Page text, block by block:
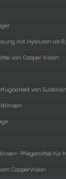
mit Hyaluron ab
von Cooper Vision
von
Pflegemittel für
CooperVision